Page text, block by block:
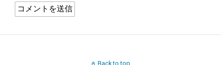
Back to top